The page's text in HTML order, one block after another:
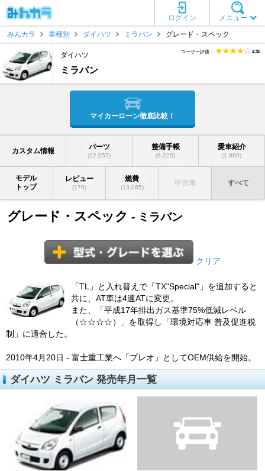
メニュー
ログイン
みんカラ
車種別 ダイハツ ミラバン グレード・スペック
ダイハツ
ミラバン
ユーザー評価： 4.35
マイカーローン徹底比較！
カスタム情報 パーツ
(12,057)
整備手帳
(9,225)
愛車紹介
(1,880)
モデル
トップ
レビュー
(179)
燃費
(13,065)
中古車 すべて
グレード・スペック - ミラバン
クリア
「TL」と入れ替えで「TX"Special"」を追加すると
共に、AT車は4速ATに変更。
また、「平成17年排出ガス基準75%低減レベル
（☆☆☆☆）」を取得し「環境対応車 普及促進税
制」に適合した。
2010年4月20日 - 富士重工業へ「プレオ」としてOEM供給を開始。
ダイハツ ミラバン 発売年月一覧